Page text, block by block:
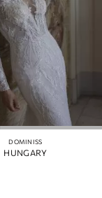
DOMINISS
HUNGARY